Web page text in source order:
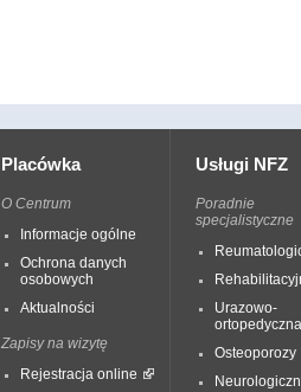
Placówka
O Centrum
Informacje ogólne
Ochrona danych
osobowych
Aktualności
Zapisy na wizytę
Rejestracja online
Usługi NFZ
Poradnie
specjalistyczne
Urazowo-
ortopedyczna
Osteoporozy